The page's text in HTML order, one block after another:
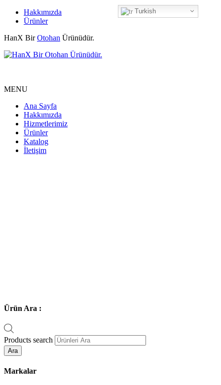
Hakkımızda
Ürünler
HanX BirOtohan Ürünüdür.
MENU
Ana Sayfa
Hakkımızda
Hizmetlerimiz
Ürünler
Katalog
İletişim
Ürün Ara :
Products search
Ara
Markalar
Turkish